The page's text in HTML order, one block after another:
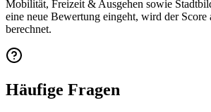
Mobilität, Freizeit & Ausgehen sowie
eine neue Bewertung eingeht, wird der Score
berechnet.
Häufige Fragen